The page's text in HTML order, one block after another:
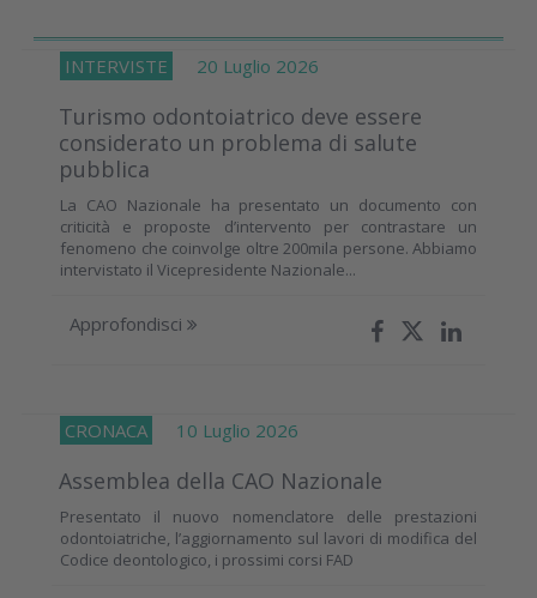
INTERVISTE 20 Luglio 2026
Turismo odontoiatrico deve essere
considerato un problema di salute
pubblica
La CAO Nazionale ha presentato un documento con
criticità e proposte d’intervento per contrastare un
fenomeno che coinvolge oltre 200mila persone. Abbiamo
intervistato il Vicepresidente Nazionale...
Approfondisci
CRONACA 10 Luglio 2026
Assemblea della CAO Nazionale
Presentato il nuovo nomenclatore delle prestazioni
odontoiatriche, l’aggiornamento sul lavori di modifica del
Codice deontologico, i prossimi corsi FAD